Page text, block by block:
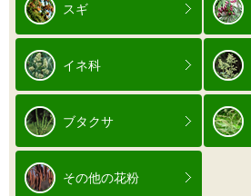
スギ
イネ科
ブタクサ
その他の花粉